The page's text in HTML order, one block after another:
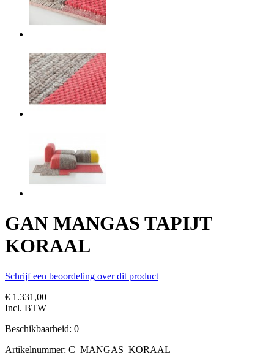
GAN MANGAS TAPIJT
KORAAL
Schrijf een beoordeling over dit product
€ 1.331,00
Incl. BTW
Beschikbaarheid: 0
Artikelnummer: C_MANGAS_KORAAL